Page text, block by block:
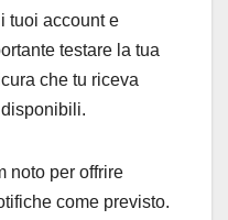
tuoi account e
testare la tua
che tu riceva
noto per offrire
come previsto.